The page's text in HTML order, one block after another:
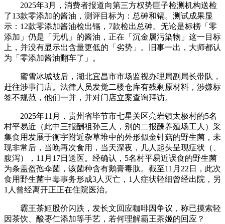
2025年3月，消费者报道向第三方权势巨子检测机构送检
了13款零添加的酱油，测评目标为：总砷和镉。测试成果显
示：12款零添加酱油检出镉，7款检出总砷。无论是标榜「零
添加」仍是「无机」的酱油，正在「沉金属污染物」这一目标
上，并没有显示出含量更低的「劣势」。旧事一出，大师都认
为「零添加酱油翻车了」。
蜜雪冰城被后，湖北宜昌市市场监视办理局副局长带队，
赶往涉事门店。法律人员发觉二楼仓库有残剩原材料，涉嫌标
签不规范，他们一并，并对门店立案查询拜访。
2025年11月，贵州省毕节市七星关区亮岩镇太极村的5名
村平易近（此中三报酬祖孙三人，别的二报酬养殖场工人）采
集食用发展于衡宇附近杂草堆中的外形似金针菇的野生菌，未
现非常后，当晚再次食用，当天深夜，几人起头呈现症状（、
腹泻），11月17日送医。经确认，5名村平易近误食的野生菌
为条盖盔孢伞菌，该菌种含有鹅膏毒肽。截至11月22日，此次
食用野生菌中毒事务形成3人灭亡，1人症状轻细曾经出院，另
1人曾经离开正正在住院医治。
霸王茶姬股价闪跌，发长文回应咖啡因争议，称已摸索轻
因茶饮、酸枣仁添加等手艺，若何理解霸王茶姬的回应？